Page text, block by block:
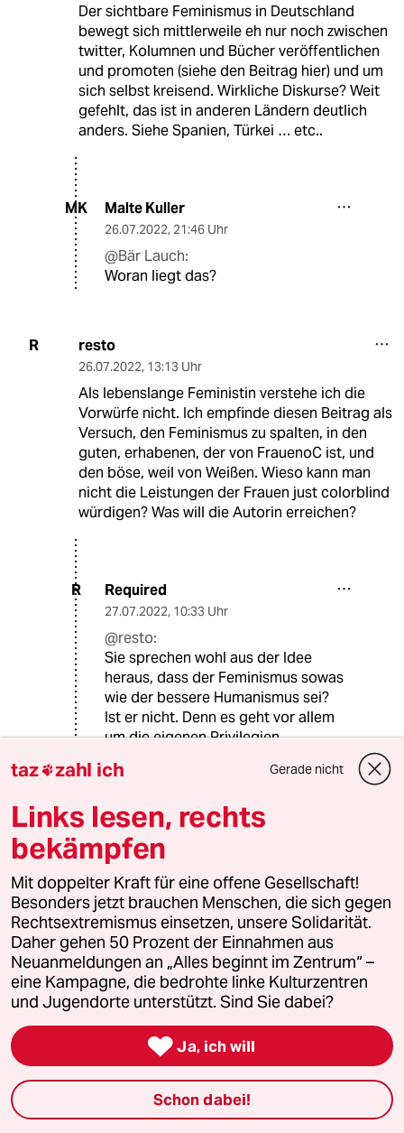
Der sichtbare Feminismus in Deutschland
bewegt sich mittlerweile eh nur noch zwischen
twitter, Kolumnen und Bücher veröffentlichen
und promoten (siehe den Beitrag hier) und um
sich selbst kreisend. Wirkliche Diskurse? Weit
gefehlt, das ist in anderen Ländern deutlich
anders. Siehe Spanien, Türkei … etc..
MK Malte Kuller
26.07.2022, 21:46 Uhr
@Bär Lauch:
Woran liegt das?
R resto
26.07.2022, 13:13 Uhr
Als lebenslange Feministin verstehe ich die
Vorwürfe nicht. Ich empfinde diesen Beitrag als
Versuch, den Feminismus zu spalten, in den
guten, erhabenen, der von FrauenoC ist, und
den böse, weil von Weißen. Wieso kann man
nicht die Leistungen der Frauen just colorblind
würdigen? Was will die Autorin erreichen?
R Required
27.07.2022, 10:33 Uhr
@resto:
Sie sprechen wohl aus der Idee
heraus, dass der Feminismus sowas
wie der bessere Humanismus sei?
Ist er nicht. Denn es geht vor allem
um die eigenen Privilegien.
nicht.
VO V. Ohneland
27.07.2022
@Required:
Ich würde Feminismus als eine
Facette des Humanismus sehen, die
Erkenntnisse über gesellschaftliche
Verhältnisse entlang von sex und
gender gewinnt und daraus
Forderungen ableitet die zu größerer
Freiheit aller führen sollen.
Mit der Anerkennung, dass es
jenseits vom herkömmlichen binären
Geschlechterbild viele Ausprägungen
taz zahl ich Gerade nicht
Links lesen, rechts
bekämpfen
Mit doppelter Kraft für eine offene Gesellschaft!
Besonders jetzt brauchen Menschen, die sich gegen
Rechtsextremismus einsetzen, unsere Solidarität.
Daher gehen 50 Prozent der Einnahmen aus
Neuanmeldungen an „Alles beginnt im Zentrum“ –
eine Kampagne, die bedrohte linke Kulturzentren
und Jugendorte unterstützt. Sind Sie dabei?
 Ja, ich will
Schon dabei!